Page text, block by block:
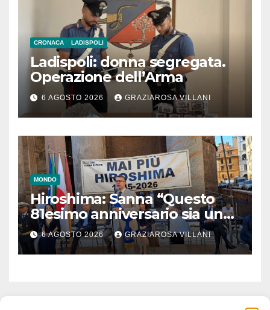
CRONACA LADISPOLI
Ladispoli: donna segregata.
Operazione dell’Arma
6 AGOSTO 2026 GRAZIAROSA VILLANI
MONDO
Hiroshima: Sanna “Questo
81esimo anniversario sia un
monito per tutti”
6 AGOSTO 2026 GRAZIAROSA VILLANI